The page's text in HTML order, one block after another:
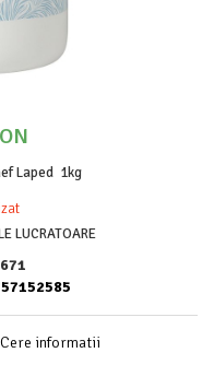
Laped 1kg
LUCRATOARE
Cere informatii